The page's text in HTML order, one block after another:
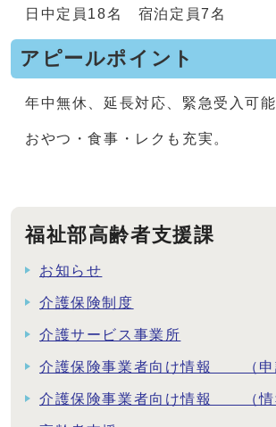
日中定員18名 宿泊定員7名
アピールポイント
年中無休、延長対応、緊急受入可能
おやつ・食事・レクも充実。
福祉部高齢者支援課
お知らせ
介護保険制度
介護サービス事業所
介護保険事業者向け情報 （申
介護保険事業者向け情報 （情